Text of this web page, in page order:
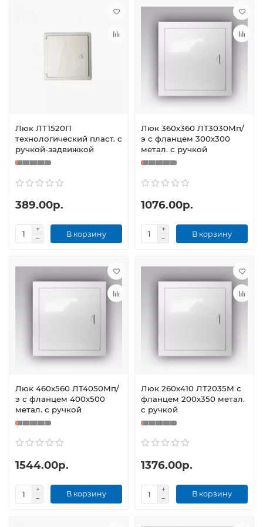
Люк ЛТ1520П
технологический пласт. с
ручкой-задвижкой
389.00р.
В корзину
Люк 360х360 ЛТ3030Мп/
э с фланцем 300х300
метал. с ручкой
1076.00р.
В корзину
Люк 460х560 ЛТ4050Мп/
э с фланцем 400х500
метал. с ручкой
1544.00р.
В корзину
Люк 260х410 ЛТ2035М с
фланцем 200х350 метал.
с ручкой
1376.00р.
В корзину